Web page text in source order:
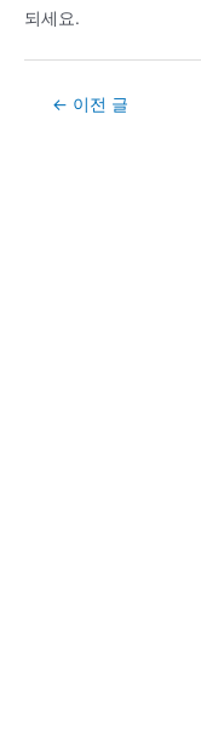
되세요.
Post← 이전 글